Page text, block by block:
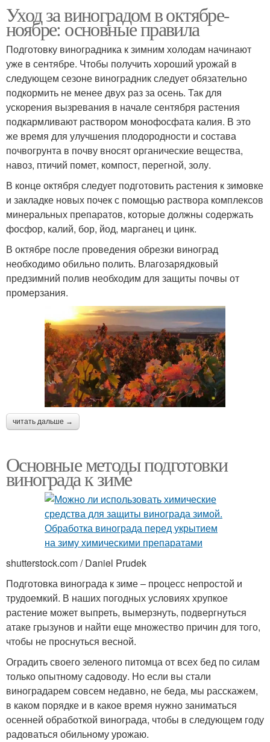
Уход за виноградом в октябре-
ноябре: основные правила
Подготовку виноградника к зимним холодам начинают
уже в сентябре. Чтобы получить хороший урожай в
следующем сезоне виноградник следует обязательно
подкормить не менее двух раз за осень. Так для
ускорения вызревания в начале сентября растения
подкармливают раствором монофосфата калия. В это
же время для улучшения плодородности и состава
почвогрунта в почву вносят органические вещества,
навоз, птичий помет, компост, перегной, золу.
В конце октября следует подготовить растения к зимовке
и закладке новых почек с помощью раствора комплексов
минеральных препаратов, которые должны содержать
фосфор, калий, бор, йод, марганец и цинк.
В октябре после проведения обрезки виноград
необходимо обильно полить. Влагозарядковый
предзимний полив необходим для защиты почвы от
промерзания.
читать дальше →
Основные методы подготовки
винограда к зиме
shutterstock.com / Daniel Prudek
Подготовка винограда к зиме – процесс непростой и
трудоемкий. В наших погодных условиях хрупкое
растение может выпреть, вымерзнуть, подвергнуться
атаке грызунов и найти еще множество причин для того,
чтобы не проснуться весной.
Оградить своего зеленого питомца от всех бед по силам
только опытному садоводу. Но если вы стали
виноградарем совсем недавно, не беда, мы расскажем,
в каком порядке и в какое время нужно заниматься
осенней обработкой винограда, чтобы в следующем году
радоваться обильному урожаю.